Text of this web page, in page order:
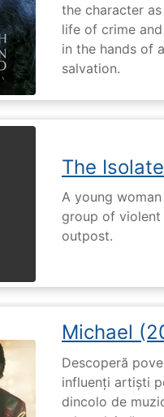
the character
life of crime
in the hands of
salvation.
The
A young
group of
outpost.
Michael
Descoperă
influenți artiști
dincolo de